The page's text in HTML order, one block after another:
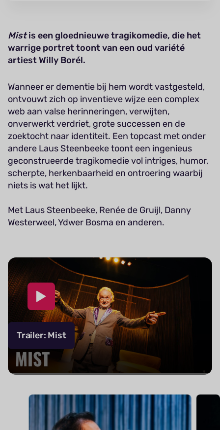
Mistis een gloednieuwe tragikomedie, die het
warrige portret toont van een oud variété
artiest Willy Borél.
Wanneer er dementie bij hem wordt vastgesteld,
ontvouwt zich op inventieve wijze een complex
web aan valse herinneringen, verwijten,
onverwerkt verdriet, grote successen en de
zoektocht naar identiteit. Een topcast met onder
andere Laus Steenbeeke toont een ingenieus
geconstrueerde tragikomedie vol intriges, humor,
scherpte, herkenbaarheid en ontroering waarbij
niets is wat het lijkt.
Met Laus Steenbeeke, Renée de Gruijl, Danny
Westerweel, Ydwer Bosma en anderen.
Trailer: Mist